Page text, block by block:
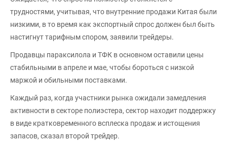
трудностями, учитывая, что внутренние продажи Китая были
низкими, в то время как экспортный спрос должен был быть
настигнут тарифным спором, заявили трейдеры.
Продавцы параксилола и ТФК в основном оставили цены
стабильными в апреле и мае, чтобы бороться с низкой
маржой и обильными поставками.
Каждый раз, когда участники рынка ожидали замедления
активности в секторе полиэстера, сектор находит поддержку
в виде кратковременного всплеска продаж и истощения
запасов, сказал второй трейдер.